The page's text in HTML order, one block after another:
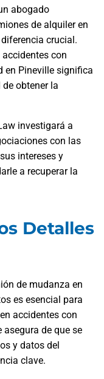
abogado
de alquiler en
crucial.
con
en Pineville significa
obtener la
investigará a
con las
intereses y
a recuperar la
Detalles
de mudanza en
es esencial para
accidentes con
de que se
y datos del
clave.